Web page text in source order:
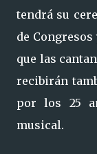
tendrá su
de
que las
recibirán
por los 25
musical.